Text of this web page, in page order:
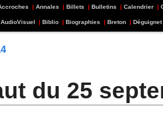
| Annales | Billets | Bulletins | Calendrier |
AudioVisuel | Biblio | Biographies | Breton | Déguignet
du 25